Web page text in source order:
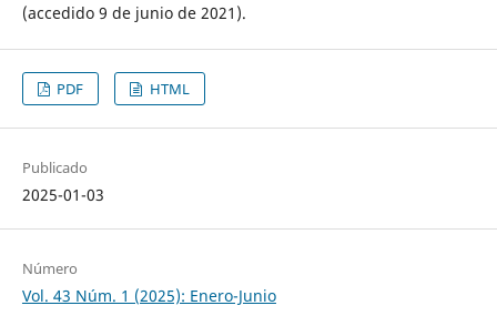
(accedido 9 de junio de 2021).
PDF HTML
Publicado
2025-01-03
Número
Vol. 43 Núm. 1 (2025): Enero-Junio